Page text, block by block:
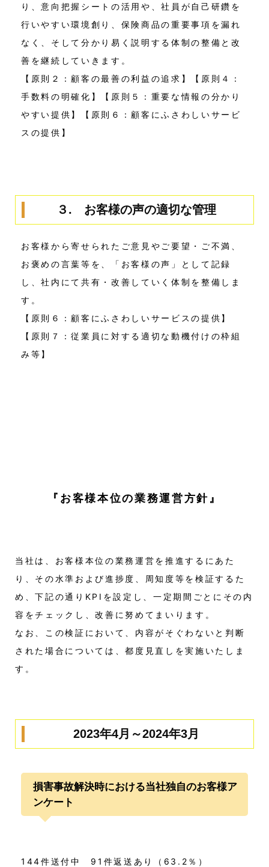
り、意向把握シートの活用や、社員が自己研鑽を
行いやすい環境創り、保険商品の重要事項を漏れ
なく、そして分かり易く説明する体制の整備と改
善を継続していきます。
【原則２：顧客の最善の利益の追求】【原則４：
手数料の明確化】【原則５：重要な情報の分かり
やすい提供】【原則６：顧客にふさわしいサービ
スの提供】
３. お客様の声の適切な管理
お客様から寄せられたご意見やご要望・ご不満、
お褒めの言葉等を、「お客様の声」として記録
し、社内にて共有・改善していく体制を整備しま
す。
【原則６：顧客にふさわしいサービスの提供】
【原則７：従業員に対する適切な動機付けの枠組
み等】
『お客様本位の業務運営方針』
当社は、お客様本位の業務運営を推進するにあた
り、その水準および進捗度、周知度等を検証するた
め、下記の通りKPIを設定し、一定期間ごとにその内
容をチェックし、改善に努めてまいります。
なお、この検証において、内容がそぐわないと判断
された場合については、都度見直しを実施いたしま
す。
2023年4月～2024年3月
損害事故解決時における当社独自のお客様ア
ンケート
144件送付中 91件返送あり（63.2％）